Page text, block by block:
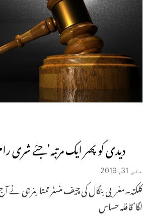
دیدی کو پھر ایک مرتبہ’جئے شری
مئی 31, 2019
کلکتہ۔مغربی بنگال کی چیف منسٹر ممتا
لگا‘قافلہ حساس